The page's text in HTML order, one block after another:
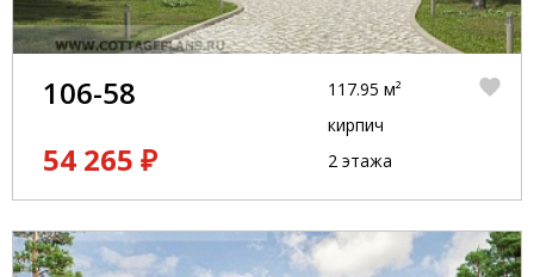
106-58
54 265 ₽
117.95 м²
кирпич
2 этажа